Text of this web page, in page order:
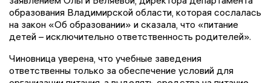
образования Владимирской области, которая сослалась
на закон «Об образовании» и сказала, что «питание
детей – исключительно ответственность родителей».
Чиновница уверена, что учебные заведения
ответственны только за обеспечение условий для